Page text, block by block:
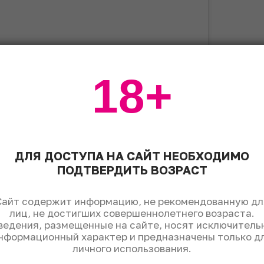
on Instagram
ДЛЯ ДОСТУПА НА САЙТ НЕОБХОДИМО
ПОДТВЕРДИТЬ ВОЗРАСТ
содержит информацию, не рекомендованную
лиц, не достигших совершеннолетнего возраста.
размещенные на сайте, носят
характер и предназначены только
личного использования.
18+